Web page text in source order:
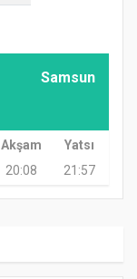
Samsun
Akşam
Yatsı
20:08 21:57